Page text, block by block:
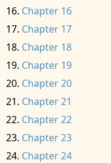
Chapter 16
Chapter 17
Chapter 18
Chapter 19
Chapter 20
Chapter 21
Chapter 22
Chapter 23
Chapter 24